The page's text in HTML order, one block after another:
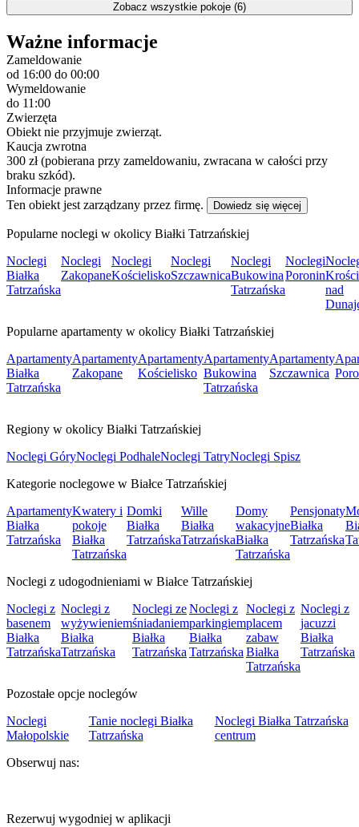
Zobacz wszystkie pokoje (6)
Ważne informacje
Zameldowanie
od 16:00 do 00:00
Wymeldowanie
do 11:00
Zwierzęta
Obiekt nie przyjmuje zwierząt.
Kaucja zwrotna
300 zł (pobierana przy zameldowaniu, zwracana w całości przy
braku szkód).
Informacje prawne
Ten obiekt jest zarządzany przez firmę.
Dowiedz się więcej
Popularne noclegi w okolicy Białki Tatrzańskiej
Noclegi
Białka
Tatrzańska
Noclegi
Zakopane
Noclegi
Kościelisko
Noclegi
Szczawnica
Noclegi
Bukowina
Tatrzańska
Noclegi
Poronin
nad
Popularne apartamenty w okolicy Białki Tatrzańskiej
Apartamenty
Białka
Tatrzańska
Apartamenty
Zakopane
Apartamenty
Kościelisko
Apartamenty
Bukowina
Tatrzańska
Apartamenty
Szczawnica
Regiony w okolicy Białki Tatrzańskiej
Noclegi GóryNoclegi PodhaleNoclegi TatryNoclegi Spisz
Kategorie noclegowe w Białce Tatrzańskiej
Apartamenty
Białka
Tatrzańska
Kwatery i
pokoje
Białka
Tatrzańska
Domki
Białka
Tatrzańska
Wille
Białka
Tatrzańska
Domy
wakacyjne
Białka
Tatrzańska
Pensjonaty
Białka
Tatrzańska
Noclegi z udogodnieniami w Białce Tatrzańskiej
Noclegi z
basenem
Białka
Tatrzańska
Noclegi z
wyżywieniem
Białka
Tatrzańska
Noclegi ze
śniadaniem
Białka
Tatrzańska
Noclegi z
parkingiem
Białka
Tatrzańska
Noclegi z
placem
zabaw
Białka
Tatrzańska
Noclegi z
jacuzzi
Białka
Tatrzańska
Pozostałe opcje noclegów
Noclegi
Małopolskie
Tanie noclegi Białka
Tatrzańska
Noclegi Białka Tatrzańska
centrum
Obserwuj nas:
Rezerwuj wygodniej w aplikacji